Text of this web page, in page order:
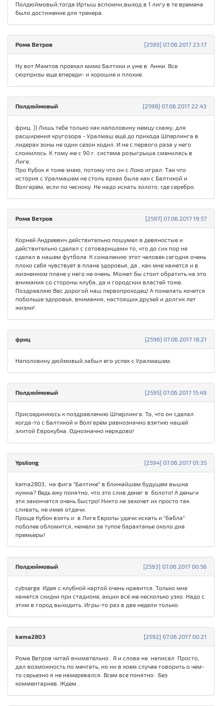
Полдюймовый,тогда Иртыш вспомни,выход в 1 лигу в те времена
было достижение для тренера.
[2599] 07.06.2017 23:17
Рома Ветров
Ну вот Мамтов проехал мимо Балтики и уже в Анжи. Все
сюрпризы еще впереди- и хорошие и плохие.
[2598] 07.06.2017 22:43
Полдюймовый
фриц. )) Лишь тебе только как наполовину немцу скажу, для
расширения кругозора - Уралмаш ещё до прихода Шперлинга в
лидерах зоны не один сезон ходил. И не с первого раза у него
сложилось. К тому же с 90 г. система розыгрыша сменилась в
Лиге.
Про Кубок я тоже знаю, потому что он с Локо играл. Так что
история с Уралмашем не столь яркая была как с Балтикой и
Волгарём, если по чесноку. Не надо искать золото, где серебро.
[2597] 07.06.2017 19:57
Рома Ветров
Корней Андреевич действительно пошумел в девяностые и
действительно сделал с сотоварищами то, что до сих пор не
сделал в нашем футболе. К сожалению этот человек сегодня очень
плохо себя чувствует в плане здоровья, да , как мне кажется и в
жизненном плане у него не очень. Может бы стоит обратить на это
внимания со стороны клуба, да и городских властей тоже.
Поздравляю Вас дорогой наш первопроходец! А пожелать хочется
побольше здоровья, внимания, настоящих друзей и долгих лет
жизни!
[2596] 07.06.2017 18:21
фриц
Наполовину дюймовый,забыл его успех с Уралмашем.
[2595] 07.06.2017 15:49
Полдюймовый
Присоединяюсь к поздравлению Шперлинга. То, что он сделал
когда-то с Балтикой и Волгарём равнозначно взятию нашей
элитой Еврокубка. Однозначно нерядово!
[2594] 07.06.2017 01:35
Ypsilong
kama2803, на фига "Балтике" в ближайшем будущем вышка
нужна? Ведь ежу понятно, что это слив денег в болото! А деньги
эти закончатся очень быстро! Никто не захочет их просто так
сливать, не имея отдачи.
Проще Кубок взять и в Лиге Европы удачи искать и "бабла"
поболее обломится, нежели за тупое барахтанье около дна
премьеры!
[2593] 07.06.2017 00:56
Полдюймовый
cybserge Идея с клубной картой очень нравится. Только мне
кажется скидки при стадионе, акции всё же несколько узко. Надо с
этим в город выходить. Игры-то раз в две недели только.
[2592] 07.06.2017 00:21
kama2803
Рома Ветров читай внимательно . Я и слова не написал Просто,
дал возможность по мечтать, но ни в коем случае говорить о чем-
то серьезно я не намеревался. Всем все понятно. Без
комментариев. Ждем .